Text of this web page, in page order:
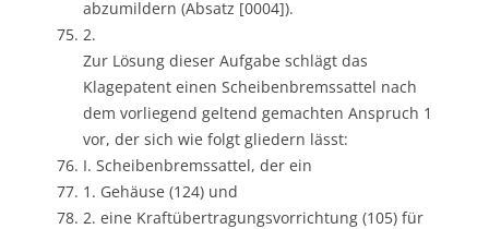
abzumildern (Absatz [0004]).
2.
Zur Lösung dieser Aufgabe schlägt das
Klagepatent einen Scheibenbremssattel nach
dem vorliegend geltend gemachten Anspruch 1
vor, der sich wie folgt gliedern lässt:
I. Scheibenbremssattel, der ein
1. Gehäuse (124) und
2. eine Kraftübertragungsvorrichtung (105) für